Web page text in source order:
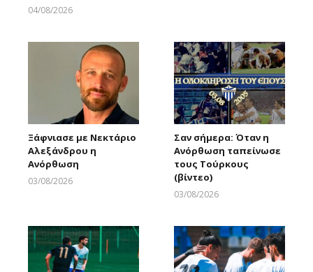
04/08/2026
Ξάφνιασε με Νεκτάριο
Αλεξάνδρου η
Ανόρθωση
03/08/2026
Σαν σήμερα: Όταν η
Ανόρθωση ταπείνωσε
τους Τούρκους
(βίντεο)
03/08/2026